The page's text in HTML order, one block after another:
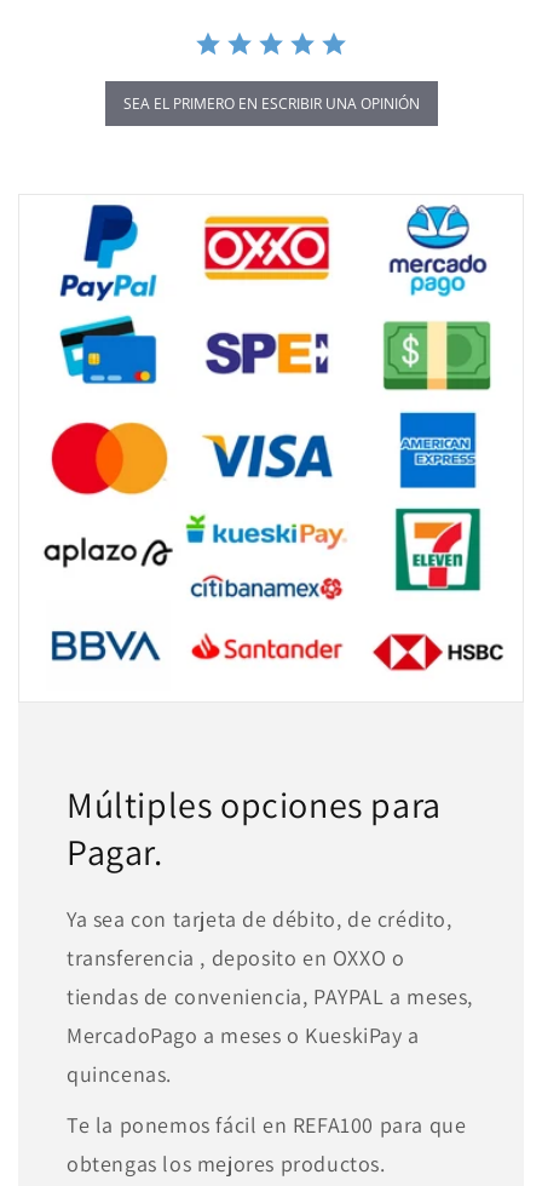
SEA EL PRIMERO EN ESCRIBIR UNA OPINIÓN
Múltiples opciones para
Pagar.
Ya sea con tarjeta de débito, de crédito,
transferencia , deposito en OXXO o
tiendas de conveniencia, PAYPAL a meses,
MercadoPago a meses o KueskiPay a
quincenas.
Te la ponemos fácil en REFA100 para que
obtengas los mejores productos.